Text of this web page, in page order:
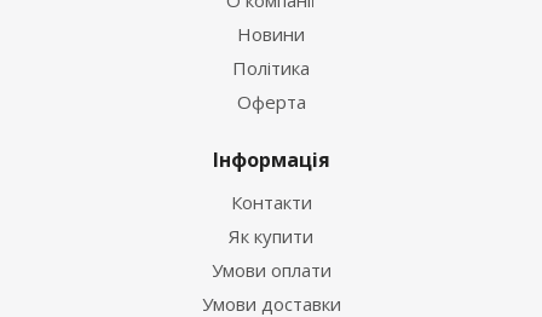
Новини
Політика
Оферта
Інформація
Контакти
Як купити
Умови оплати
Умови доставки